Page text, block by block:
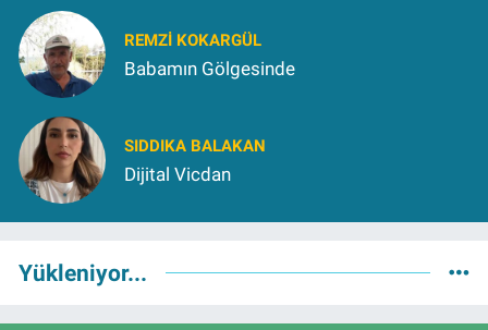
REMZI KOKARGÜL
Babamın Gölgesinde
SIDDIKA BALAKAN
Dijital Vicdan
Yükleniyor...